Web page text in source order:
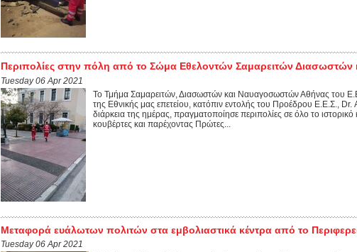
Περιπολίες στην πόλη από το Σώμα Εθελοντών Σαμαρειτών
Tuesday 06 Apr 2021
Το Τμήμα Σαμαρειτών, Διασωστών και Ναυαγοσωστών Αθήνας του
της Εθνικής μας επετείου, κατόπιν εντολής του Προέδρου Ε.Ε.Σ., Dr.
διάρκεια της ημέρας, πραγματοποίησε περιπολίες σε όλο το
κουβέρτες και παρέχοντας Πρώτες...
Μεταφορά ευάλωτων πολιτών στα εμβολιαστικά κέντρα από το
Tuesday 06 Apr 2021